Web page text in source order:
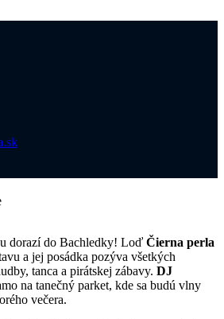
dorazí do Bachledky! Loď Čierna perla
a jej posádka pozýva všetkých
tanca a pirátskej zábavy. DJ
na tanečný parket, kde sa budú vlny
večera.